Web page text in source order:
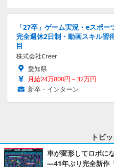
「27卒」ゲーム実況・eスポ
完全週休2日制・動画スキル習
目
株式会社Creer
愛知県
月給24万800円～32万円
新卒・インターン
トピ
車が変形してロボに
―41年ぶり完全新作